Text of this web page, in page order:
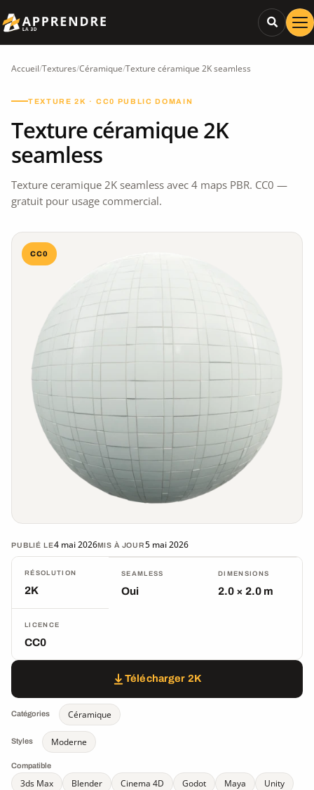
Accueil/Textures/Céramique/Texture céramique 2K seamless
TEXTURE 2K · CC0 PUBLIC DOMAIN
Texture céramique 2K
seamless
Texture ceramique 2K seamless avec 4 maps PBR. CC0 —
gratuit pour usage commercial.
CC0
PUBLIÉ LE4 mai 2026MIS À JOUR5 mai 2026
RÉSOLUTION
2K
SEAMLESS
Oui
DIMENSIONS
2.0 × 2.0 m
LICENCE
CC0
Télécharger 2K
Catégories Céramique
Styles Moderne
Compatible
3ds Max Blender Cinema 4D Godot Maya
Unity